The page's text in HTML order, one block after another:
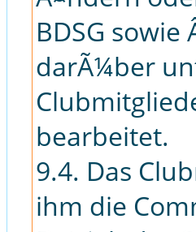
BDSG
darÃ¼ber
bearbeitet.
9.4. Das
ihm die